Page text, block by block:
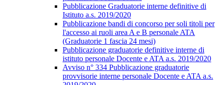
Pubblicazione Graduatorie interne definitive di
Istituto a.s. 2019/2020
Pubblicazione bandi di concorso per soli titoli per
l'accesso ai ruoli area A e B personale ATA
(Graduatorie 1 fascia 24 mesi)
Pubblicazione graduatorie definitive interne di
istituto personale Docente e ATA a.s. 2019/2020
Avviso n° 334 Pubblicazione graduatorie
provvisorie interne personale Docente e ATA a.s.